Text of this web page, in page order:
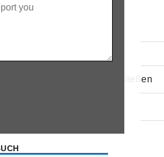
öffnen/automatisch schließen